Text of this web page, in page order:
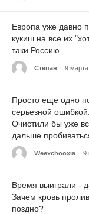
Европа уже давно
кукиш на все их
таки Россию...
Степан 9
Просто еще одно
серьезной
Очистили бы уже
дальше
Weexchooxia 9
Время выиграли -
Зачем кровь
поздно?